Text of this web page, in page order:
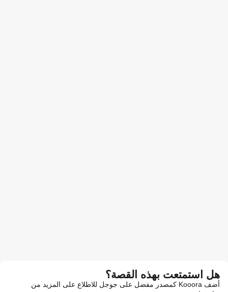
هل استمتعت بهذه القصة؟
أضف Kooora كمصدر مفضل على جوجل للاطلاع على المزيد من